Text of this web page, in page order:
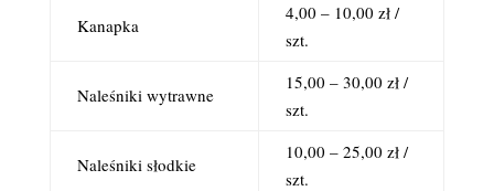
Kanapka
4,00 – 10,00 zł /
szt.
Naleśniki wytrawne
15,00 – 30,00 zł /
szt.
Naleśniki słodkie
10,00 – 25,00 zł /
szt.